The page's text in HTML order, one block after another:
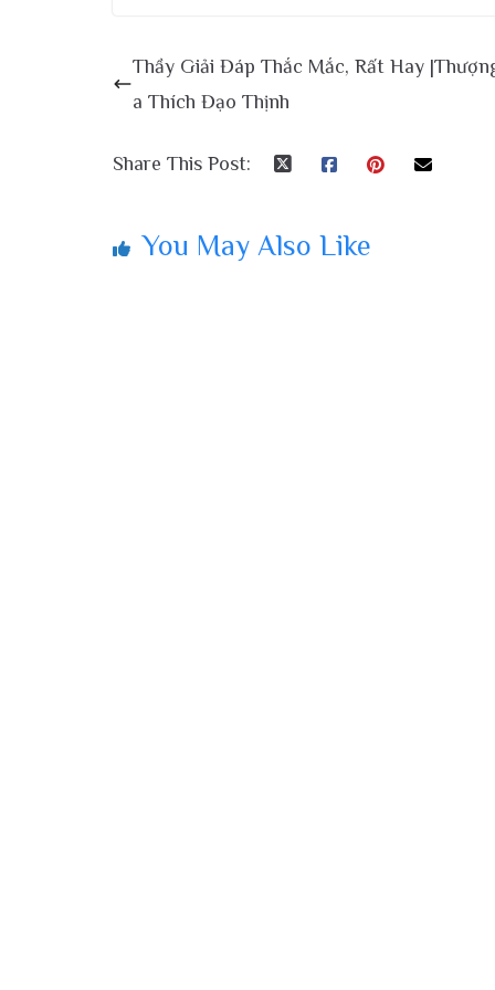
Thầy Giải Đáp Thắc Mắc, Rất Hay
a Thích Đạo Thịnh
Share This Post:
You May Also Like